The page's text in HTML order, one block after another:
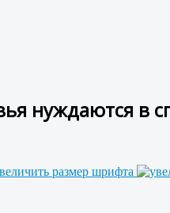
нуждаются в
размер шрифта